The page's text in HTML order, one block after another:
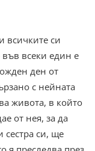
всичките си
всеки един е
ден от
с нейната
живота, в който
от нея, за да
сестра си, ще